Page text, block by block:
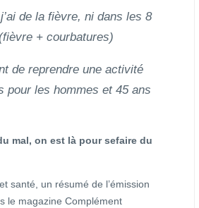
de la fièvre, ni dans les 8
+ courbatures)
de reprendre une activité
pour les hommes et 45 ans
mal, on est là pour sefaire du
santé, un résumé de l’émission
le magazine Complément